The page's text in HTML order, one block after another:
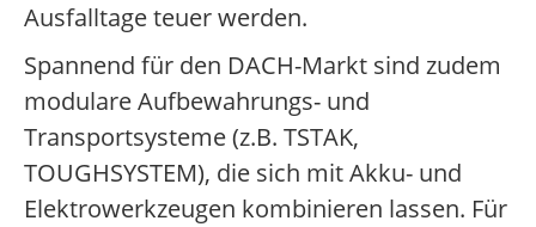
Ausfalltage teuer werden.
Spannend für den DACH-Markt sind zudem
modulare Aufbewahrungs- und
Transportsysteme (z.B. TSTAK,
TOUGHSYSTEM), die sich mit Akku- und
Elektrowerkzeugen kombinieren lassen. Für